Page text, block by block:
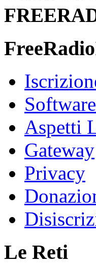
Aspetti
Gateway
Privacy
Le Reti